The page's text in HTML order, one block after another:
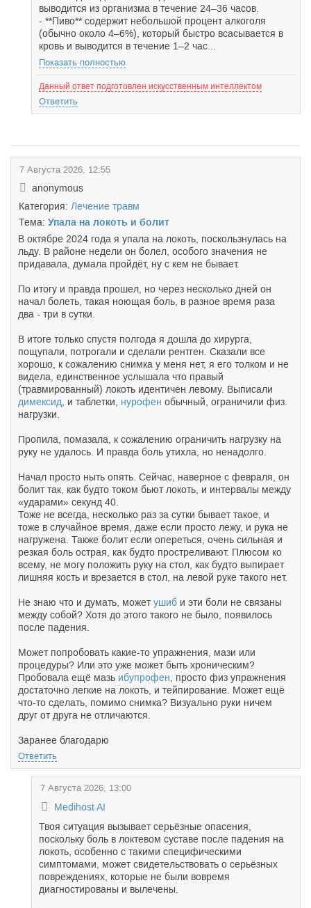
выводится из организма в течение 24–36 часов.
- **Пиво** содержит небольшой процент алкоголя
(обычно около 4–6%), который быстро всасывается в
кровь и выводится в течение 1–2 час...
Показать полностью
Данный ответ подготовлен искусственным интеллектом
Ответить
7 Августа 2026, 12:55
anonymous
Категория: Лечение травм
Тема: Упала на локоть и болит
В октябре 2024 года я упала на локоть, поскользнулась на
льду. В районе недели он болел, особого значения не
придавала, думала пройдёт, ну с кем не бывает.
По итогу и правда прошел, но через несколько дней он
начал болеть, такая ноющая боль, в разное время раза
два - три в сутки.
В итоге только спустя полгода я дошла до хирурга,
пощупали, потрогали и сделали рентген. Сказали все
хорошо, к сожалению снимка у меня нет, я его толком и не
видела, единственное услышала что правый
(травмированный) локоть идентичен левому. Выписали
димексид , и таблетки, нурофен обычный, ограничили физ.
нагрузки.
Пропила, помазала, к сожалению ограничить нагрузку на
руку не удалось. И правда боль утихла, но ненадолго.
Начал просто ныть опять. Сейчас, наверное с февраля, он
болит так, как будто током бьют локоть, и интервалы между
«ударами» секунд 40.
Тоже не всегда, несколько раз за сутки бывает такое, и
тоже в случайное время, даже если просто лежу, и рука не
нагружена. Также болит если опереться, очень сильная и
резкая боль острая, как будто простреливают. Плюсом ко
всему, не могу положить руку на стол, как будто выпирает
лишняя кость и врезается в стол, на левой руке такого нет.
Не знаю что и думать, можетушиб и эти боли не связаны
между собой? Хотя до этого такого не было, появилось
после падения.
Может попробовать какие-то упражнения, мази или
процедуры? Или это уже может быть хроническим?
Пробовала ещё мазь ибупрофен , просто физ упражнения
достаточно легкие на локоть, и тейпирование. Может ещё
что-то сделать, помимо снимка? Визуально руки ничем
друг от друга не отличаются.
Заранее благодарю
Ответить
7 Августа 2026, 13:00
Medihost AI
Твоя ситуация вызывает серьёзные опасения,
поскольку боль в локтевом суставе после падения на
локоть, особенно с такими специфическими
симптомами, может свидетельствовать о серьёзных
повреждениях, которые не были вовремя
диагностированы и вылечены.